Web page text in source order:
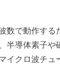
で動作する
半導体素子
クロ波チュ